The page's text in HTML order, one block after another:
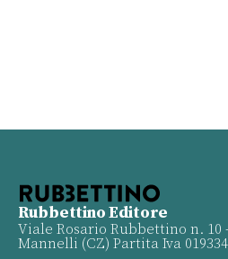
Rubbettino Editore
Viale Rosario Rubbettino n. 10
Mannelli (CZ) Partita Iva